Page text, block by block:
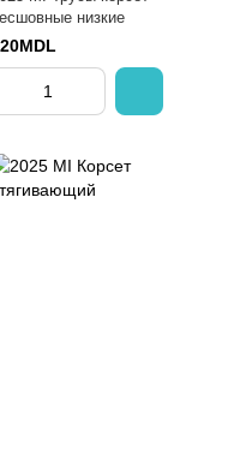
низкие